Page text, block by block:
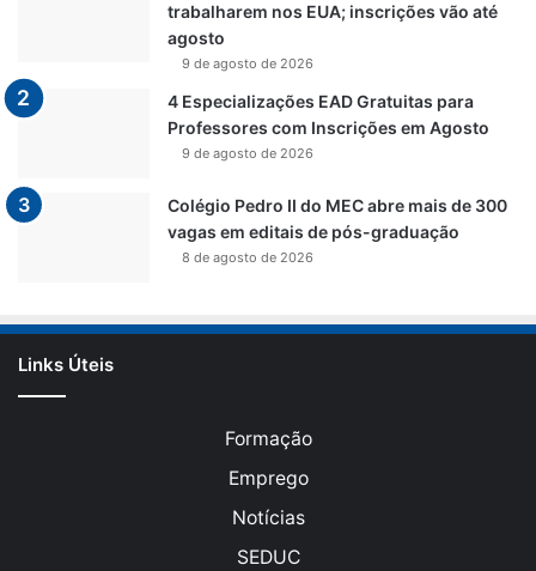
trabalharem nos EUA; inscrições vão até
agosto
9 de agosto de 2026
4 Especializações EAD Gratuitas para
Professores com Inscrições em Agosto
9 de agosto de 2026
Colégio Pedro II do MEC abre mais de 300
vagas em editais de pós-graduação
8 de agosto de 2026
Links Úteis
Formação
Emprego
Notícias
SEDUC